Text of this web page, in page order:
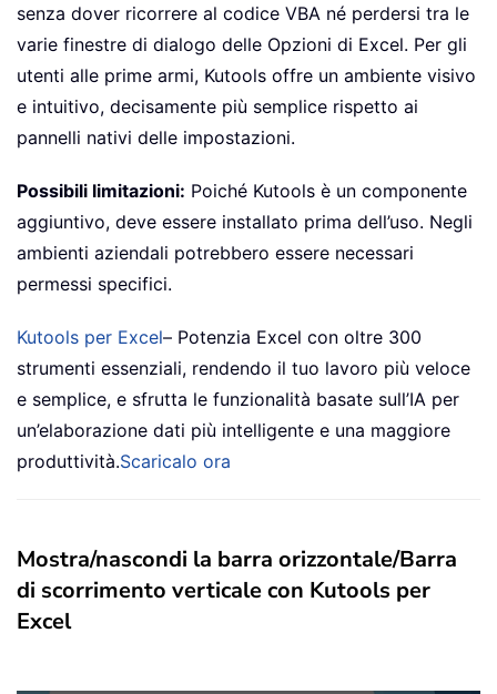
senza dover ricorrere al codice VBA né perdersi tra le
varie finestre di dialogo delle Opzioni di Excel. Per gli
utenti alle prime armi, Kutools offre un ambiente visivo
e intuitivo, decisamente più semplice rispetto ai
pannelli nativi delle impostazioni.
Possibili limitazioni: Poiché Kutools è un componente
aggiuntivo, deve essere installato prima dell’uso. Negli
ambienti aziendali potrebbero essere necessari
permessi specifici.
Kutools per Excel– Potenzia Excel con oltre 300
strumenti essenziali, rendendo il tuo lavoro più veloce
e semplice, e sfrutta le funzionalità basate sull’IA per
un’elaborazione dati più intelligente e una maggiore
produttività.Scaricalo ora
Mostra/nascondi la barra orizzontale/Barra
di scorrimento verticale con Kutools per
Excel